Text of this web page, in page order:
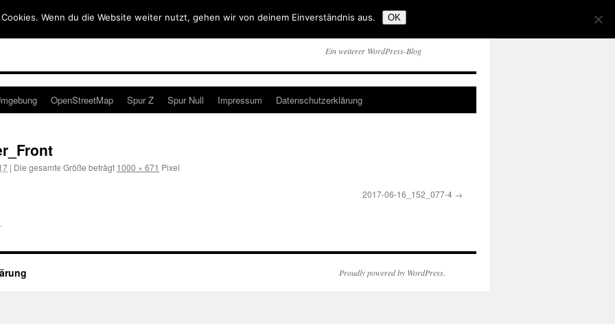
Ein weiterer WordPress-Blog
OpenStreetMap Spur Z Spur Null Impressum Datenschutzerklärung
| Die gesamte Größe beträgt 1000 × 671 Pixel
2017-06-16_152_077-4
.
Proudly powered by WordPress.
Wenn du die Website weiter nutzt, gehen wir von deinem Einverständnis aus. OK